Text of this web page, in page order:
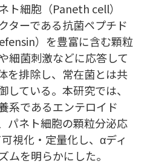
ト細胞（Paneth cell）
ターである抗菌ペプチド
）を豊富に含む顆粒
細菌刺激などに応答して
を排除し、常在菌とは共
ている。本研究では、
系であるエンテロイド
パネト細胞の顆粒分泌応
視化・定量化し、αディ
ムを明らかにした。